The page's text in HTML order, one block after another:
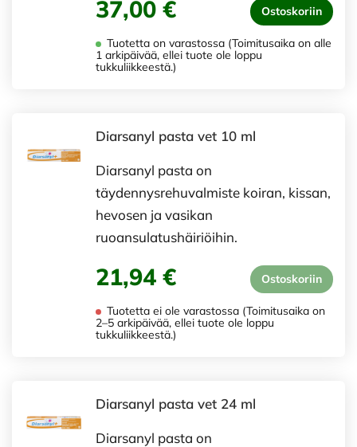
37,00 € Ostoskoriin
Tuotetta on varastossa (Toimitusaika on alle
1 arkipäivää, ellei tuote ole loppu
tukkuliikkeestä.)
Diarsanyl pasta vet 10 ml
Diarsanyl pasta on
täydennysrehuvalmiste koiran, kissan,
hevosen ja vasikan
ruoansulatushäiriöihin.
21,94 € Ostoskoriin
Tuotetta ei ole varastossa (Toimitusaika on
2–5 arkipäivää, ellei tuote ole loppu
tukkuliikkeestä.)
Diarsanyl pasta vet 24 ml
Diarsanyl pasta on